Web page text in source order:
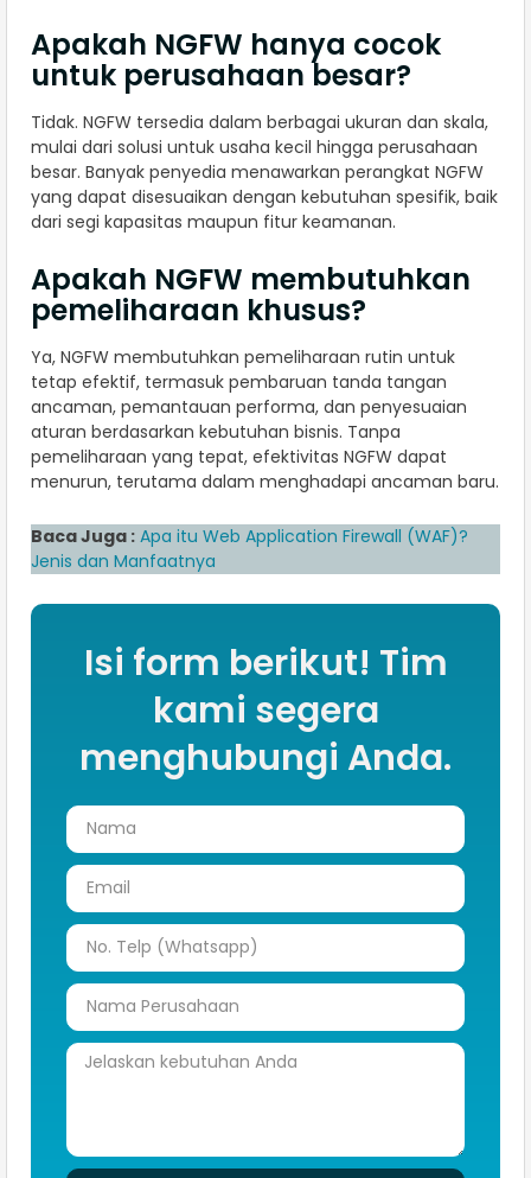
Apakah NGFW hanya cocok
untuk perusahaan besar?
Tidak. NGFW tersedia dalam berbagai ukuran dan skala,
mulai dari solusi untuk usaha kecil hingga perusahaan
besar. Banyak penyedia menawarkan perangkat NGFW
yang dapat disesuaikan dengan kebutuhan spesifik, baik
dari segi kapasitas maupun fitur keamanan.
Apakah NGFW membutuhkan
pemeliharaan khusus?
Ya, NGFW membutuhkan pemeliharaan rutin untuk
tetap efektif, termasuk pembaruan tanda tangan
ancaman, pemantauan performa, dan penyesuaian
aturan berdasarkan kebutuhan bisnis. Tanpa
pemeliharaan yang tepat, efektivitas NGFW dapat
menurun, terutama dalam menghadapi ancaman baru.
Baca Juga : Apa itu Web Application Firewall (WAF)?
Jenis dan Manfaatnya
Isi form berikut! Tim
kami segera
menghubungi Anda.